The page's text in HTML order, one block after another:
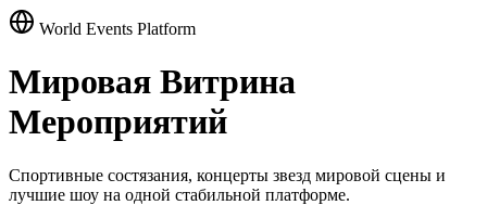
World Events Platform
Мировая Витрина
Мероприятий
Спортивные состязания, концерты звезд мировой сцены и
лучшие шоу на одной стабильной платформе.